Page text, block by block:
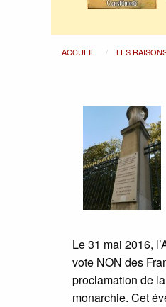
ACCUEIL LES
Le 31 mai 2016,
vote NON des
proclamation de
monarchie. Cet